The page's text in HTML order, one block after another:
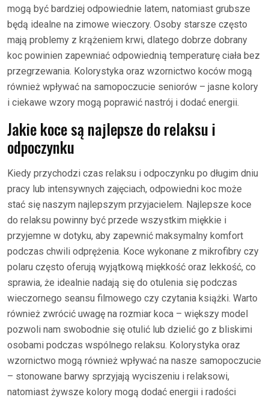
mogą być bardziej odpowiednie latem, natomiast grubsze
będą idealne na zimowe wieczory. Osoby starsze często
mają problemy z krążeniem krwi, dlatego dobrze dobrany
koc powinien zapewniać odpowiednią temperaturę ciała bez
przegrzewania. Kolorystyka oraz wzornictwo koców mogą
również wpływać na samopoczucie seniorów – jasne kolory
i ciekawe wzory mogą poprawić nastrój i dodać energii.
Jakie koce są najlepsze do relaksu i
odpoczynku
Kiedy przychodzi czas relaksu i odpoczynku po długim dniu
pracy lub intensywnych zajęciach, odpowiedni koc może
stać się naszym najlepszym przyjacielem. Najlepsze koce
do relaksu powinny być przede wszystkim miękkie i
przyjemne w dotyku, aby zapewnić maksymalny komfort
podczas chwili odprężenia. Koce wykonane z mikrofibry czy
polaru często oferują wyjątkową miękkość oraz lekkość, co
sprawia, że idealnie nadają się do otulenia się podczas
wieczornego seansu filmowego czy czytania książki. Warto
również zwrócić uwagę na rozmiar koca – większy model
pozwoli nam swobodnie się otulić lub dzielić go z bliskimi
osobami podczas wspólnego relaksu. Kolorystyka oraz
wzornictwo mogą również wpływać na nasze samopoczucie
– stonowane barwy sprzyjają wyciszeniu i relaksowi,
natomiast żywsze kolory mogą dodać energii i radości